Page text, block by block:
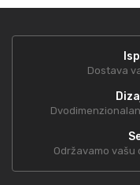
Dostava
Održavamo vašu